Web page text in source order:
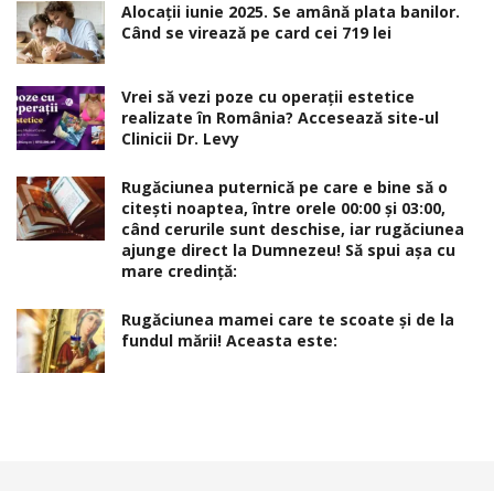
Alocaţii iunie 2025. Se amână plata banilor.
Când se virează pe card cei 719 lei
Vrei să vezi poze cu operații estetice
realizate în România? Accesează site-ul
Clinicii Dr. Levy
Rugăciunea puternică pe care e bine să o
citești noaptea, între orele 00:00 și 03:00,
când cerurile sunt deschise, iar rugăciunea
ajunge direct la Dumnezeu! Să spui așa cu
mare credință:
Rugăciunea mamei care te scoate şi de la
fundul mării! Aceasta este: